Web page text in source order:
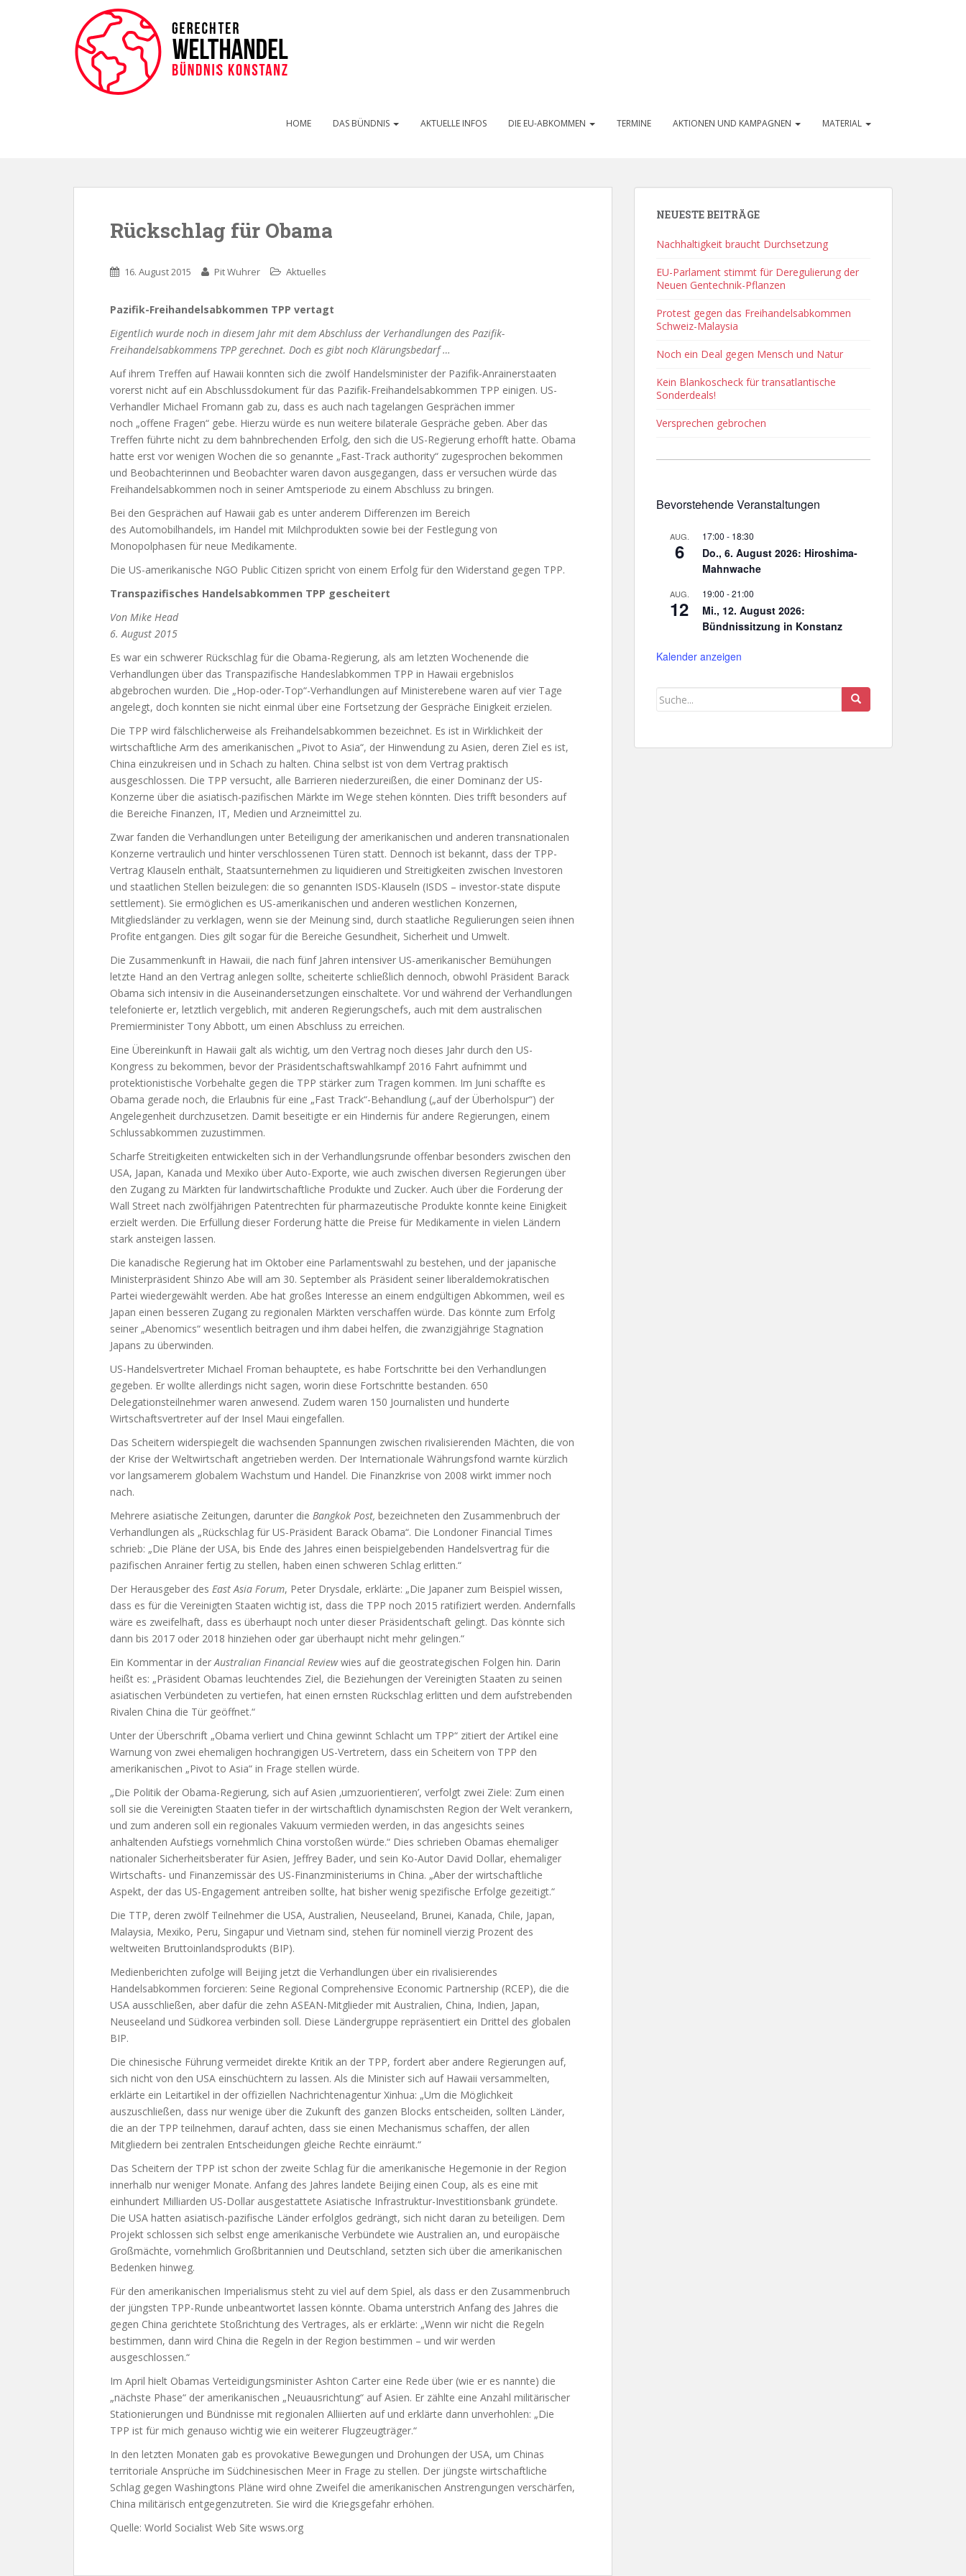
HOME DAS BÜNDNIS AKTUELLE INFOS DIE EU-ABKOMMEN TERMINE AKTIONEN UND KAMPAGNEN MATERIAL
Rückschlag für Obama
16. August 2015 Pit Wuhrer Aktuelles
Pazifik-Freihandelsabkommen TPP vertagt
Eigentlich wurde noch in diesem Jahr mit dem Abschluss der Verhandlungen des Pazifik-
Freihandelsabkommens TPP gerechnet. Doch es gibt noch Klärungsbedarf …
Auf ihrem Treffen auf Hawaii konnten sich die zwölf Handelsminister der Pazifik-Anrainerstaaten
vorerst nicht auf ein Abschlussdokument für das Pazifik-Freihandelsabkommen TPP einigen. US-
Verhandler Michael Fromann gab zu, dass es auch nach tagelangen Gesprächen immer
noch „offene Fragen“ gebe. Hierzu würde es nun weitere bilaterale Gespräche geben. Aber das
Treffen führte nicht zu dem bahnbrechenden Erfolg, den sich die US-Regierung erhofft hatte. Obama
hatte erst vor wenigen Wochen die so genannte „Fast-Track authority“ zugesprochen bekommen
und Beobachterinnen und Beobachter waren davon ausgegangen, dass er versuchen würde das
Freihandelsabkommen noch in seiner Amtsperiode zu einem Abschluss zu bringen.
Bei den Gesprächen auf Hawaii gab es unter anderem Differenzen im Bereich
des Automobilhandels, im Handel mit Milchprodukten sowie bei der Festlegung von
Monopolphasen für neue Medikamente.
Die US-amerikanische NGO Public Citizen spricht von einem Erfolg für den Widerstand gegen TPP.
Transpazifisches Handelsabkommen TPP gescheitert
Von Mike Head
6. August 2015
Es war ein schwerer Rückschlag für die Obama-Regierung, als am letzten Wochenende die
Verhandlungen über das Transpazifische Handeslabkommen TPP in Hawaii ergebnislos
abgebrochen wurden. Die „Hop-oder-Top“-Verhandlungen auf Ministerebene waren auf vier Tage
angelegt, doch konnten sie nicht einmal über eine Fortsetzung der Gespräche Einigkeit erzielen.
Die TPP wird fälschlicherweise als Freihandelsabkommen bezeichnet. Es ist in Wirklichkeit der
wirtschaftliche Arm des amerikanischen „Pivot to Asia“, der Hinwendung zu Asien, deren Ziel es ist,
China einzukreisen und in Schach zu halten. China selbst ist von dem Vertrag praktisch
ausgeschlossen. Die TPP versucht, alle Barrieren niederzureißen, die einer Dominanz der US-
Konzerne über die asiatisch-pazifischen Märkte im Wege stehen könnten. Dies trifft besonders auf
die Bereiche Finanzen, IT, Medien und Arzneimittel zu.
Zwar fanden die Verhandlungen unter Beteiligung der amerikanischen und anderen transnationalen
Konzerne vertraulich und hinter verschlossenen Türen statt. Dennoch ist bekannt, dass der TPP-
Vertrag Klauseln enthält, Staatsunternehmen zu liquidieren und Streitigkeiten zwischen Investoren
und staatlichen Stellen beizulegen: die so genannten ISDS-Klauseln (ISDS – investor-state dispute
settlement). Sie ermöglichen es US-amerikanischen und anderen westlichen Konzernen,
Mitgliedsländer zu verklagen, wenn sie der Meinung sind, durch staatliche Regulierungen seien ihnen
Profite entgangen. Dies gilt sogar für die Bereiche Gesundheit, Sicherheit und Umwelt.
Die Zusammenkunft in Hawaii, die nach fünf Jahren intensiver US-amerikanischer Bemühungen
letzte Hand an den Vertrag anlegen sollte, scheiterte schließlich dennoch, obwohl Präsident Barack
Obama sich intensiv in die Auseinandersetzungen einschaltete. Vor und während der Verhandlungen
telefonierte er, letztlich vergeblich, mit anderen Regierungschefs, auch mit dem australischen
Premierminister Tony Abbott, um einen Abschluss zu erreichen.
Eine Übereinkunft in Hawaii galt als wichtig, um den Vertrag noch dieses Jahr durch den US-
Kongress zu bekommen, bevor der Präsidentschaftswahlkampf 2016 Fahrt aufnimmt und
protektionistische Vorbehalte gegen die TPP stärker zum Tragen kommen. Im Juni schaffte es
Obama gerade noch, die Erlaubnis für eine „Fast Track“-Behandlung („auf der Überholspur“) der
Angelegenheit durchzusetzen. Damit beseitigte er ein Hindernis für andere Regierungen, einem
Schlussabkommen zuzustimmen.
Scharfe Streitigkeiten entwickelten sich in der Verhandlungsrunde offenbar besonders zwischen den
USA, Japan, Kanada und Mexiko über Auto-Exporte, wie auch zwischen diversen Regierungen über
den Zugang zu Märkten für landwirtschaftliche Produkte und Zucker. Auch über die Forderung der
Wall Street nach zwölfjährigen Patentrechten für pharmazeutische Produkte konnte keine Einigkeit
erzielt werden. Die Erfüllung dieser Forderung hätte die Preise für Medikamente in vielen Ländern
stark ansteigen lassen.
Die kanadische Regierung hat im Oktober eine Parlamentswahl zu bestehen, und der japanische
Ministerpräsident Shinzo Abe will am 30. September als Präsident seiner liberaldemokratischen
Partei wiedergewählt werden. Abe hat großes Interesse an einem endgültigen Abkommen, weil es
Japan einen besseren Zugang zu regionalen Märkten verschaffen würde. Das könnte zum Erfolg
seiner „Abenomics“ wesentlich beitragen und ihm dabei helfen, die zwanzigjährige Stagnation
Japans zu überwinden.
US-Handelsvertreter Michael Froman behauptete, es habe Fortschritte bei den Verhandlungen
gegeben. Er wollte allerdings nicht sagen, worin diese Fortschritte bestanden. 650
Delegationsteilnehmer waren anwesend. Zudem waren 150 Journalisten und hunderte
Wirtschaftsvertreter auf der Insel Maui eingefallen.
Das Scheitern widerspiegelt die wachsenden Spannungen zwischen rivalisierenden Mächten, die von
der Krise der Weltwirtschaft angetrieben werden. Der Internationale Währungsfond warnte kürzlich
vor langsamerem globalem Wachstum und Handel. Die Finanzkrise von 2008 wirkt immer noch
nach.
Mehrere asiatische Zeitungen, darunter die Bangkok Post, bezeichneten den Zusammenbruch der
Verhandlungen als „Rückschlag für US-Präsident Barack Obama“. Die Londoner Financial Times
schrieb: „Die Pläne der USA, bis Ende des Jahres einen beispielgebenden Handelsvertrag für die
pazifischen Anrainer fertig zu stellen, haben einen schweren Schlag erlitten.“
Der Herausgeber des East Asia Forum, Peter Drysdale, erklärte: „Die Japaner zum Beispiel wissen,
dass es für die Vereinigten Staaten wichtig ist, dass die TPP noch 2015 ratifiziert werden. Andernfalls
wäre es zweifelhaft, dass es überhaupt noch unter dieser Präsidentschaft gelingt. Das könnte sich
dann bis 2017 oder 2018 hinziehen oder gar überhaupt nicht mehr gelingen.“
Ein Kommentar in derAustralian Financial Reviewwies auf die geostrategischen Folgen hin. Darin
heißt es: „Präsident Obamas leuchtendes Ziel, die Beziehungen der Vereinigten Staaten zu seinen
asiatischen Verbündeten zu vertiefen, hat einen ernsten Rückschlag erlitten und dem aufstrebenden
Rivalen China die Tür geöffnet.“
Unter der Überschrift „Obama verliert und China gewinnt Schlacht um TPP“ zitiert der Artikel eine
Warnung von zwei ehemaligen hochrangigen US-Vertretern, dass ein Scheitern von TPP den
amerikanischen „Pivot to Asia“ in Frage stellen würde.
„Die Politik der Obama-Regierung, sich auf Asien ‚umzuorientieren’, verfolgt zwei Ziele: Zum einen
soll sie die Vereinigten Staaten tiefer in der wirtschaftlich dynamischsten Region der Welt verankern,
und zum anderen soll ein regionales Vakuum vermieden werden, in das angesichts seines
anhaltenden Aufstiegs vornehmlich China vorstoßen würde.“ Dies schrieben Obamas ehemaliger
nationaler Sicherheitsberater für Asien, Jeffrey Bader, und sein Ko-Autor David Dollar, ehemaliger
Wirtschafts- und Finanzemissär des US-Finanzministeriums in China. „Aber der wirtschaftliche
Aspekt, der das US-Engagement antreiben sollte, hat bisher wenig spezifische Erfolge gezeitigt.“
Die TTP, deren zwölf Teilnehmer die USA, Australien, Neuseeland, Brunei, Kanada, Chile, Japan,
Malaysia, Mexiko, Peru, Singapur und Vietnam sind, stehen für nominell vierzig Prozent des
weltweiten Bruttoinlandsprodukts (BIP).
Medienberichten zufolge will Beijing jetzt die Verhandlungen über ein rivalisierendes
Handelsabkommen forcieren: Seine Regional Comprehensive Economic Partnership (RCEP), die die
USA ausschließen, aber dafür die zehn ASEAN-Mitglieder mit Australien, China, Indien, Japan,
Neuseeland und Südkorea verbinden soll. Diese Ländergruppe repräsentiert ein Drittel des globalen
BIP.
Die chinesische Führung vermeidet direkte Kritik an der TPP, fordert aber andere Regierungen auf,
sich nicht von den USA einschüchtern zu lassen. Als die Minister sich auf Hawaii versammelten,
erklärte ein Leitartikel in der offiziellen Nachrichtenagentur Xinhua: „Um die Möglichkeit
auszuschließen, dass nur wenige über die Zukunft des ganzen Blocks entscheiden, sollten Länder,
die an der TPP teilnehmen, darauf achten, dass sie einen Mechanismus schaffen, der allen
Mitgliedern bei zentralen Entscheidungen gleiche Rechte einräumt.“
Das Scheitern der TPP ist schon der zweite Schlag für die amerikanische Hegemonie in der Region
innerhalb nur weniger Monate. Anfang des Jahres landete Beijing einen Coup, als es eine mit
einhundert Milliarden US-Dollar ausgestattete Asiatische Infrastruktur-Investitionsbank gründete.
Die USA hatten asiatisch-pazifische Länder erfolglos gedrängt, sich nicht daran zu beteiligen. Dem
Projekt schlossen sich selbst enge amerikanische Verbündete wie Australien an, und europäische
Großmächte, vornehmlich Großbritannien und Deutschland, setzten sich über die amerikanischen
Bedenken hinweg.
Für den amerikanischen Imperialismus steht zu viel auf dem Spiel, als dass er den Zusammenbruch
der jüngsten TPP-Runde unbeantwortet lassen könnte. Obama unterstrich Anfang des Jahres die
gegen China gerichtete Stoßrichtung des Vertrages, als er erklärte: „Wenn wir nicht die Regeln
bestimmen, dann wird China die Regeln in der Region bestimmen – und wir werden
ausgeschlossen.“
Im April hielt Obamas Verteidigungsminister Ashton Carter eine Rede über (wie er es nannte) die
„nächste Phase“ der amerikanischen „Neuausrichtung“ auf Asien. Er zählte eine Anzahl militärischer
Stationierungen und Bündnisse mit regionalen Alliierten auf und erklärte dann unverhohlen: „Die
TPP ist für mich genauso wichtig wie ein weiterer Flugzeugträger.“
In den letzten Monaten gab es provokative Bewegungen und Drohungen der USA, um Chinas
territoriale Ansprüche im Südchinesischen Meer in Frage zu stellen. Der jüngste wirtschaftliche
Schlag gegen Washingtons Pläne wird ohne Zweifel die amerikanischen Anstrengungen verschärfen,
China militärisch entgegenzutreten. Sie wird die Kriegsgefahr erhöhen.
Quelle: World Socialist Web Site wsws.org
NEUESTE BEITRÄGE
Nachhaltigkeit braucht Durchsetzung
EU-Parlament stimmt für Deregulierung der
Neuen Gentechnik-Pflanzen
Protest gegen das Freihandelsabkommen
Schweiz-Malaysia
Noch ein Deal gegen Mensch und Natur
Kein Blankoscheck für transatlantische
Sonderdeals!
Versprechen gebrochen
Bevorstehende Veranstaltungen
AUG.
6
17:00 - 18:30
Do., 6. August 2026: Hiroshima-
Mahnwache
AUG.
12
19:00 -21:00
Mi., 12. August 2026:
Bündnissitzung in Konstanz
Kalender anzeigen